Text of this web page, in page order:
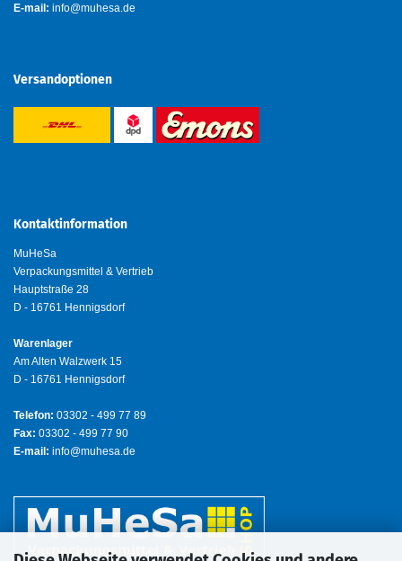
E-mail: info@muhesa.de
Versandoptionen
Kontaktinformation
MuHeSa
Verpackungsmittel & Vertrieb
Hauptstraße 28
D - 16761 Hennigsdorf
Warenlager
Am Alten Walzwerk 15
D - 16761 Hennigsdorf
Telefon: 03302 - 499 77 89
Fax: 03302 - 499 77 90
E-mail: info@muhesa.de